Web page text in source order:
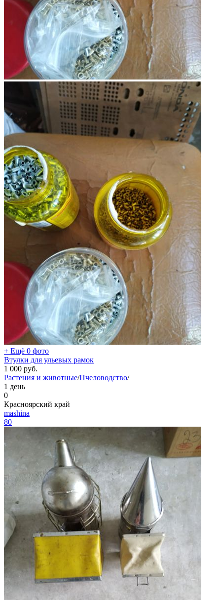
+ Ещё 0 фото
Втулки для ульевых рамок
1 000 руб.
Растения и животные/Пчеловодство/
1 день
0
Красноярский край
mashina
80